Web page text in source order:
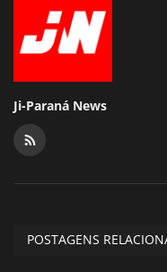
Ji-Paraná News
POSTAGENS